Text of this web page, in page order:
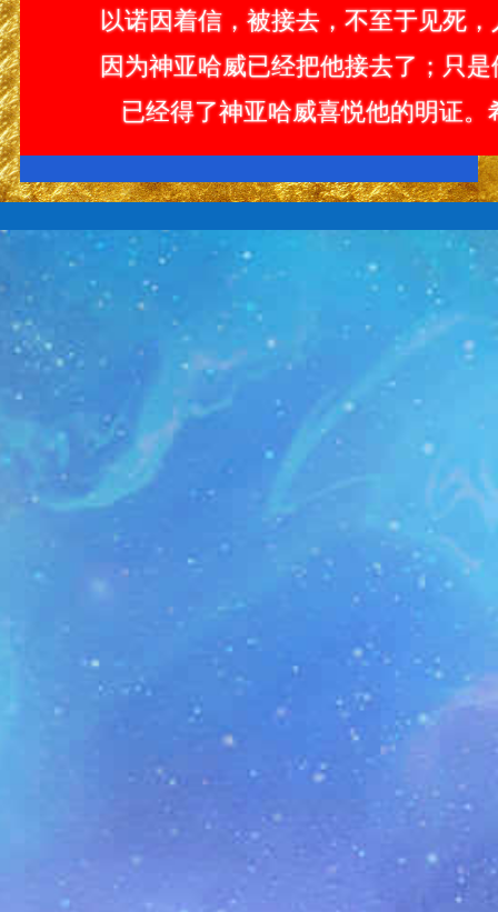
以诺因着信，被接去，不至于见死
因为神亚哈威已经把他接去了；只
已经得了神亚哈威喜悦他的明证